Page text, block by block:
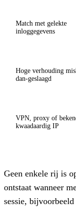
Match met gelekte
inloggegevens
Hoge verhouding
dan-geslaagd
VPN, proxy of
kwaadaardig IP
Geen enkele rij is
ontstaat wanneer
sessie,